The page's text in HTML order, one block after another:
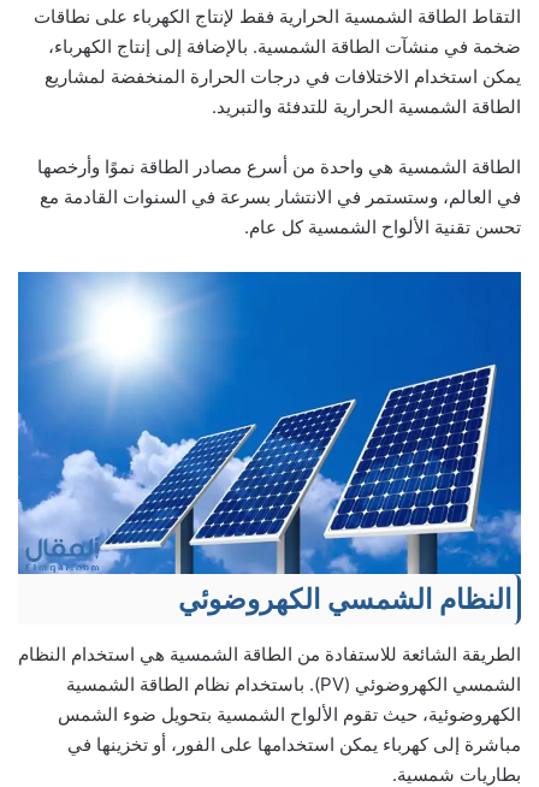
التقاط الطاقة الشمسية الحرارية فقط لإنتاج الكهرباء على نطاقات
ضخمة في منشآت الطاقة الشمسية. بالإضافة إلى إنتاج الكهرباء،
يمكن استخدام الاختلافات في درجات الحرارة المنخفضة لمشاريع
الطاقة الشمسية الحرارية للتدفئة والتبريد.
الطاقة الشمسية هي واحدة من أسرع مصادر الطاقة نموًا وأرخصها
في العالم، وستستمر في الانتشار بسرعة في السنوات القادمة مع
تحسن تقنية الألواح الشمسية كل عام.
النظام الشمسي الكهروضوئي
الطريقة الشائعة للاستفادة من الطاقة الشمسية هي استخدام النظام
الشمسي الكهروضوئي (PV). باستخدام نظام الطاقة الشمسية
الكهروضوئية، حيث تقوم الألواح الشمسية بتحويل ضوء الشمس
مباشرة إلى كهرباء يمكن استخدامها على الفور، أو تخزينها في
بطاريات شمسية.